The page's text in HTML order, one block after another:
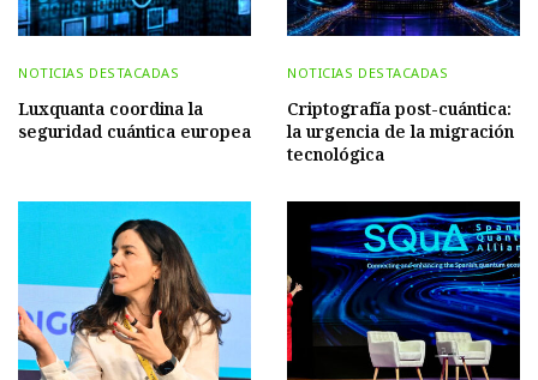
NOTICIAS DESTACADAS
Luxquanta coordina la
seguridad cuántica europea
NOTICIAS DESTACADAS
Criptografía post-cuántica:
la urgencia de la migración
tecnológica